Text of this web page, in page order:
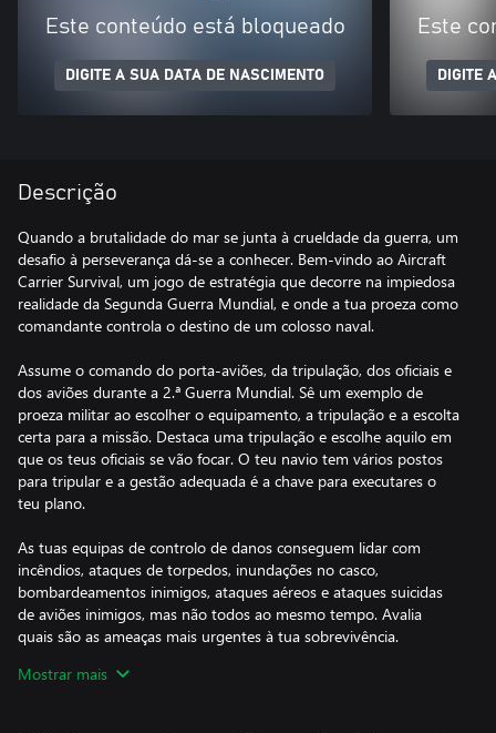
Este conteúdo está bloqueado
DIGITE A SUA DATA DE NASCIMENTO
Este
DIGITE
Descrição
Quando a brutalidade do mar se junta à crueldade da guerra, um
desafio à perseverança dá-se a conhecer. Bem-vindo ao Aircraft
Carrier Survival, um jogo de estratégia que decorre na impiedosa
realidade da Segunda Guerra Mundial, e onde a tua proeza como
comandante controla o destino de um colosso naval.
Assume o comando do porta-aviões, da tripulação, dos oficiais e
dos aviões durante a 2.ª Guerra Mundial. Sê um exemplo de
proeza militar ao escolher o equipamento, a tripulação e a escolta
certa para a missão. Destaca uma tripulação e escolhe aquilo em
que os teus oficiais se vão focar. O teu navio tem vários postos
para tripular e a gestão adequada é a chave para executares o
teu plano.
As tuas equipas de controlo de danos conseguem lidar com
incêndios, ataques de torpedos, inundações no casco,
bombardeamentos inimigos, ataques aéreos e ataques suicidas
de aviões inimigos, mas não todos ao mesmo tempo. Avalia
quais são as ameaças mais urgentes à tua sobrevivência.
Usa manobras, aviões, torres antiaéreas e tudo o que puderes
Mostrar mais